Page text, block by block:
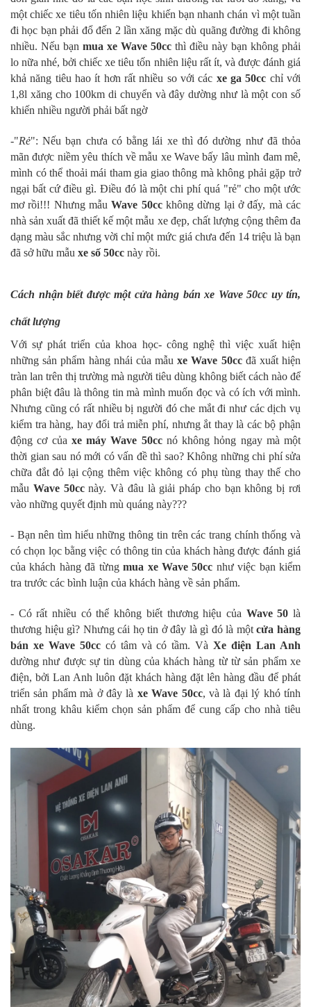
một chiếc xe tiêu tốn nhiên liệu khiến bạn nhanh chán vì một tuần
đi học bạn phải đổ đến 2 lần xăng mặc dù quãng đường đi không
nhiều. Nếu bạn mua xe Wave 50cc thì điều này bạn không phải
lo nữa nhé, bởi chiếc xe tiêu tốn nhiên liệu rất ít, và được đánh giá
khả năng tiêu hao ít hơn rất nhiều so với các xe ga 50cc chỉ với
1,8l xăng cho 100km di chuyển và đây dường như là một con số
khiến nhiều người phải bất ngờ
-"Rẻ": Nếu bạn chưa có bằng lái xe thì đó dường như đã thỏa
mãn được niềm yêu thích về mẫu xe Wave bấy lâu mình đam mê,
mình có thể thoải mái tham gia giao thông mà không phải gặp trở
ngại bất cứ điều gì. Điều đó là một chi phí quá "rẻ" cho một ước
mơ rồi!!! Nhưng mẫuWave 50cckhông dừng lại ở đấy, mà các
nhà sản xuất đã thiết kế một mẫu xe đẹp, chất lượng cộng thêm đa
dạng màu sắc nhưng vời chỉ một mức giá chưa đến 14 triệu là bạn
đã sở hữu mẫu xe số 50cc này rồi.
Cách nhận biết được một cửa hàng bán xe Wave 50cc uy tín,
chất lượng
Với sự phát triển của khoa học- công nghệ thì việc xuất hiện
những sản phẩm hàng nhái của mẫuxe Wave 50ccđã xuất hiện
tràn lan trên thị trường mà người tiêu dùng không biết cách nào để
phân biệt đâu là thông tin mà mình muốn đọc và có ích với mình.
Nhưng cũng có rất nhiều bị người đó che mắt đi như các dịch vụ
kiểm tra hàng, hay đổi trả miễn phí, nhưng ắt thay là các bộ phận
động cơ của xe máy Wave 50ccnó không hỏng ngay mà một
thời gian sau nó mới có vấn đề thì sao? Không những chi phí sửa
chữa đắt đỏ lại cộng thêm việc không có phụ tùng thay thế cho
mẫu Wave 50ccnày. Và đâu là giải pháp cho bạn không bị rơi
vào những quyết định mù quáng này???
- Bạn nên tìm hiểu những thông tin trên các trang chính thống và
có chọn lọc bằng việc có thông tin của khách hàng được đánh giá
của khách hàng đã từngmua xe Wave 50cc như việc bạn kiểm
tra trước các bình luận của khách hàng về sản phẩm.
- Có rất nhiều có thể không biết thương hiệu của Wave 50 là
thương hiệu gì? Nhưng cái họ tin ở đây là gì đó là mộtcửa hàng
bán xe Wave 50cccó tâm và có tầm. VàXe điện Lan Anh
dường như được sự tin dùng của khách hàng từ từ sản phẩm xe
điện, bởi Lan Anh luôn đặt khách hàng đặt lên hàng đầu để phát
triển sản phẩm mà ở đây là xe Wave 50cc, và là đại lý khó tính
nhất trong khâu kiểm chọn sản phẩm để cung cấp cho nhà tiêu
dùng.